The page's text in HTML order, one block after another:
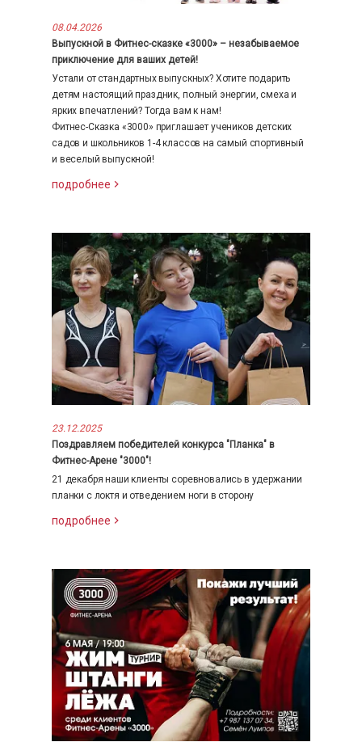
08.04.2026
Выпускной в Фитнес-сказке «3000» – незабываемое
приключение для ваших детей!
Устали от стандартных выпускных? Хотите подарить
детям настоящий праздник, полный энергии, смеха и
ярких впечатлений? Тогда вам к нам!
Фитнес-Сказка «3000» приглашает учеников детских
садов и школьников 1-4 классов на самый спортивный
и веселый выпускной!
подробнее
23.12.2025
Поздравляем победителей конкурса "Планка" в
Фитнес-Арене "3000"!
21 декабря наши клиенты соревновались в удержании
планки с локтя и отведением ноги в сторону
подробнее